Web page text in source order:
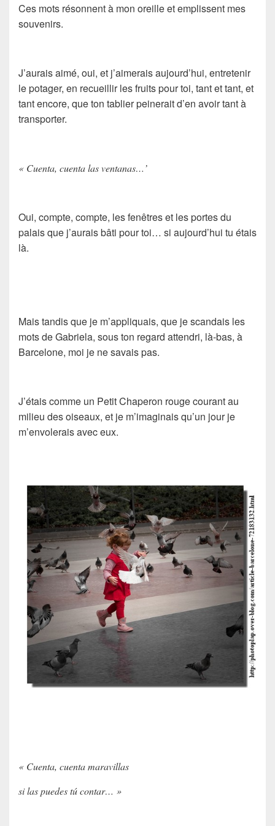
Ces mots résonnent à mon oreille et emplissent mes
souvenirs.
J’aurais aimé, oui, et j’aimerais aujourd’hui, entretenir
le potager, en recueillir les fruits pour toi, tant et tant, et
tant encore, que ton tablier peinerait d’en avoir tant à
transporter.
« Cuenta, cuenta las ventanas…’
Oui, compte, compte, les fenêtres et les portes du
palais que j’aurais bâti pour toi… si aujourd’hui tu étais
là.
Mais tandis que je m’appliquais, que je scandais les
mots de Gabriela, sous ton regard attendri, là-bas, à
Barcelone, moi je ne savais pas.
J’étais comme un Petit Chaperon rougecourant au
milieu des oiseaux, et je m’imaginais qu’un jour je
m’envolerais avec eux.
« Cuenta, cuenta maravillas
si las puedes tú contar… »